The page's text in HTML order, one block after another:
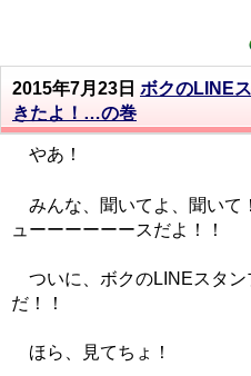
2015年7月23日 ボクのLINE
きたよ！…の巻
やあ！
みんな、聞いてよ、聞いて
ューーーーーースだよ！！
ついに、ボクのLINEスタン
だ！！
ほら、見てちょ！